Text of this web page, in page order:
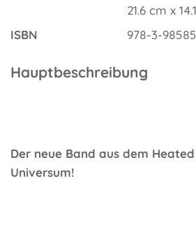
21.6 cm x
ISBN
978-3-
Hauptbeschreibung
Der neue Band aus dem
Universum!